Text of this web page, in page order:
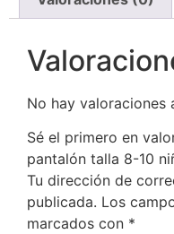
No hay valoraciones
Sé el primero en
pantalón talla 8-10
Tu dirección de
publicada. Los
marcados con *